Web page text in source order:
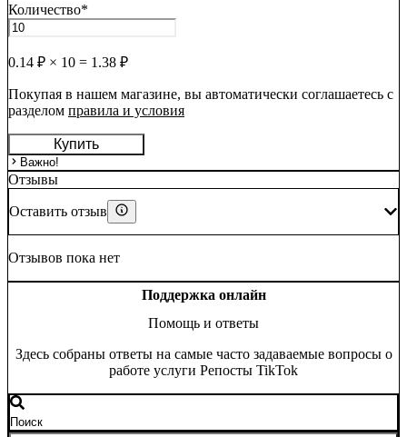
Количество*
0.14 ₽ × 10 = 1.38 ₽
Покупая в нашем магазине, вы автоматически соглашаетесь с
разделом правила и условия
Купить
Важно!
Отзывы
Оставить отзыв
Отзывов пока нет
Поддержка онлайн
Помощь и ответы
Здесь собраны ответы на самые часто задаваемые вопросы о
работе услуги Репосты TikTok